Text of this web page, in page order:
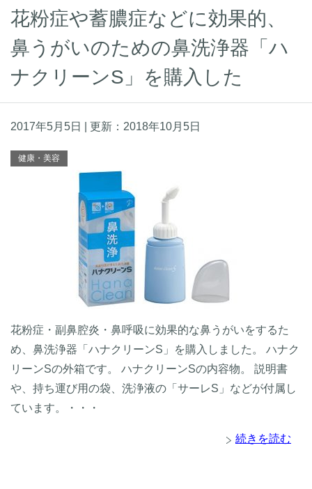
花粉症や蓄膿症などに効果的、
鼻うがいのための鼻洗浄器「ハ
ナクリーンS」を購入した
2017年5月5日 | 更新： 2018年10月5日
健康・美容
花粉症・副鼻腔炎・鼻呼吸に効果的な鼻うがいをするた
め、鼻洗浄器「ハナクリーンS」を購入しました。 ハナク
リーンSの外箱です。 ハナクリーンSの内容物。 説明書
や、持ち運び用の袋、洗浄液の「サーレS」などが付属し
ています。・・・
続きを読む